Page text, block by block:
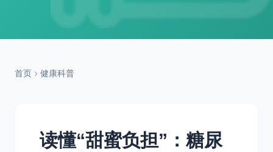
首页 健康科普
读懂“甜蜜负担”：糖尿